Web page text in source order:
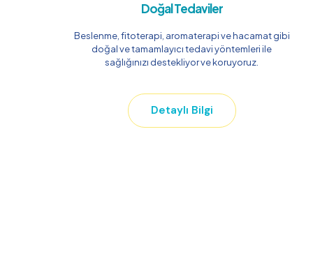
Doğal Tedaviler
Beslenme, fitoterapi, aromaterapi ve hacamat gibi
doğal ve tamamlayıcı tedavi yöntemleri ile
sağlığınızı destekliyor ve koruyoruz.
Detaylı Bilgi